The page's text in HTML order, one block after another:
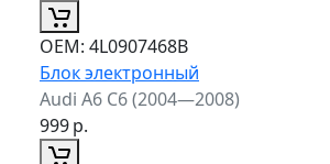
ОЕМ: 4L0907468B
Блок электронный
Audi A6 C6 (2004—2008)
999р.